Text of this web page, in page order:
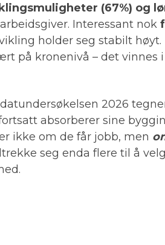
(67%) og
Interessant nok
holder seg stabilt
på kronenivå – det vinnes
2026
absorberer sine
ikke om de får jobb, men
seg enda flere til å